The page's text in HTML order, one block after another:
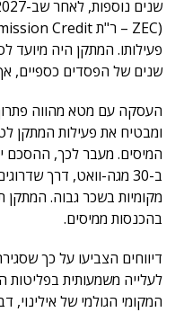
שנים של הפסדים כספיים,
ומבטיח את פעילות המתקן
המיסים. מעבר לכך, ההסכם
בהכנסות ממיסים.
דיווחים הצביעו על כך
לעלייה משמעותית
המקומי הגולמי של